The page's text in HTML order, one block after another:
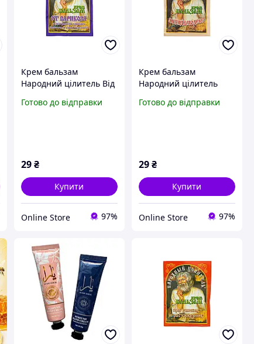
Крем бальзам
Народний цілитель Від
Готово до відправки
29 ₴
Купити
Online Store 97%
Крем бальзам
Народний цілитель
Готово до відправки
29₴
Купити
Online Store 97%